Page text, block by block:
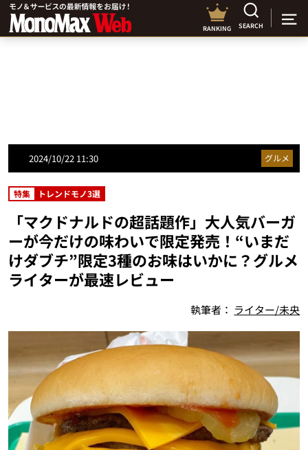
RANKING SEARCH
2024/10/22 11:30 グルメ
特集 トレンドモノ3選
「マクドナルドの超話題作」大人気バーガ
ーが今だけの味わいで限定発売！“いまだ
けダブチ”限定3種のお味はいかに？グルメ
ライターが最速レビュー
執筆者： ライター/未央